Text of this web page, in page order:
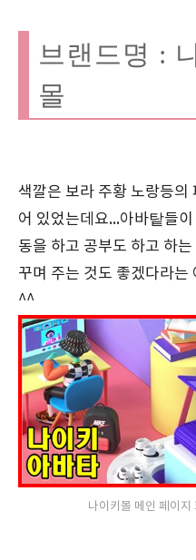
브랜드명 :
몰
색깔은 보라 주황 노랑등의
어 있었는데요...아바탙들
동을 하고 공부도 하고 하
꾸며 주는 것도 좋겠다라
^^
나이키몰 메인 페이지